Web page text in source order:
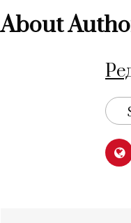
About